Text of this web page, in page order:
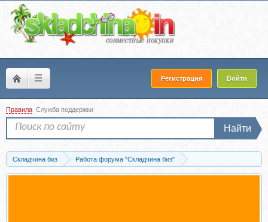
☰ Регистрация Войти
Правила Служба поддержки
Найти
Складчина биз
Работа форума "Складчина биз"
Новости и объявления
Хэллоуин на Складчине! Дарим Акцию «3+1» на